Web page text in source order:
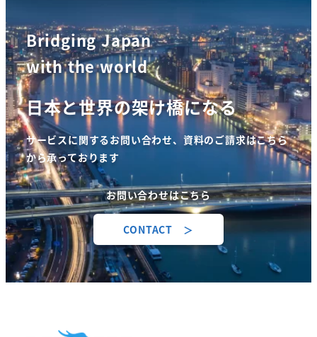
ー
ジ
送
り
Bridging Japan
with the world
日本と世界の架け橋になる
サービスに関するお問い合わせ、資料のご請求はこちら
から承っております
お問い合わせはこちら
CONTACT ＞